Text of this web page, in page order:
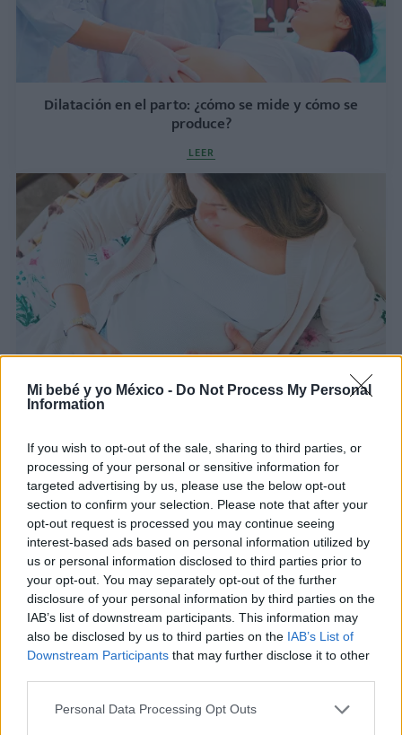
Mi bebé y yo México - Do Not Process My Personal
Information
If you wish to opt-out of the sale, sharing to third parties, or
processing of your personal or sensitive information for
targeted advertising by us, please use the below opt-out
section to confirm your selection. Please note that after your
opt-out request is processed you may continue seeing
interest-based ads based on personal information utilized by
us or personal information disclosed to third parties prior to
your opt-out. You may separately opt-out of the further
disclosure of your personal information by third parties on the
IAB’s list of downstream participants. This information may
also be disclosed by us to third parties on the IAB’s List of
Downstream Participants that may further disclose it to other
Personal Data Processing Opt Outs
Dilatación en el parto: ¿cómo se mide y cómo se
produce?
LEER
¿Cómo saber cuándo me pondré de parto?: ¡10
señales y síntomas!
Contracciones: ¿cómo saber si estoy de parto?
LEER